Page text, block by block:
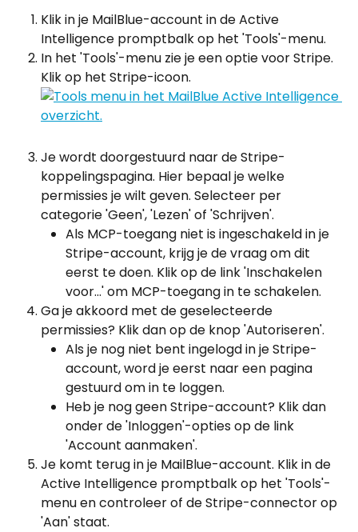
Klik in je MailBlue-account in de Active
Intelligence promptbalk op het 'Tools'-menu.
In het 'Tools'-menu zie je een optie voor Stripe.
Klik op het Stripe-icoon.
Je wordt doorgestuurd naar de Stripe-
koppelingspagina. Hier bepaal je welke
permissies je wilt geven. Selecteer per
categorie 'Geen', 'Lezen' of 'Schrijven'.
Als MCP-toegang niet is ingeschakeld in je
Stripe-account, krijg je de vraag om dit
eerst te doen. Klik op de link 'Inschakelen
voor...' om MCP-toegang in te schakelen.
Ga je akkoord met de geselecteerde
permissies? Klik dan op de knop 'Autoriseren'.
Als je nog niet bent ingelogd in je Stripe-
account, word je eerst naar een pagina
gestuurd om in te loggen.
Heb je nog geen Stripe-account? Klik dan
onder de 'Inloggen'-opties op de link
'Account aanmaken'.
Je komt terug in je MailBlue-account. Klik in de
Active Intelligence promptbalk op het 'Tools'-
menu en controleer of de Stripe-connector op
'Aan' staat.